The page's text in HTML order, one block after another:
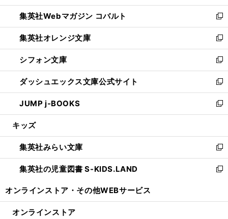
開
く
ウ
で
開
く
ン
ド
ウ
で
開
く
ウ
ィ
ン
ド
ウ
で
開
く
集英社Webマガジン コバルト
新
し
い
ウ
ィ
ン
ド
ウ
で
開
集英社オレンジ文庫
新
し
い
ウ
ィ
ン
ド
ウ
開
く
シフォン文庫
新
し
い
ウ
ィ
ン
ウ
で
開
く
ダッシュエックス文庫公式サイト
新
し
い
ウ
ン
ド
ウ
で
JUMP j-BOOKS
新
し
ウ
ィ
ン
ド
開
キッズ
集英社みらい文庫
新
し
い
ン
集英社の児童図書 S-KIDS.LAND
新
ウ
オンラインストア・ その他WEBサービス
オンラインストア